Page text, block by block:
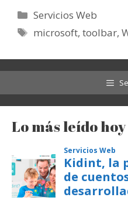
Categorías
Servicios Web
Etiquetas
microsoft,toolbar,
Lo más leído hoy